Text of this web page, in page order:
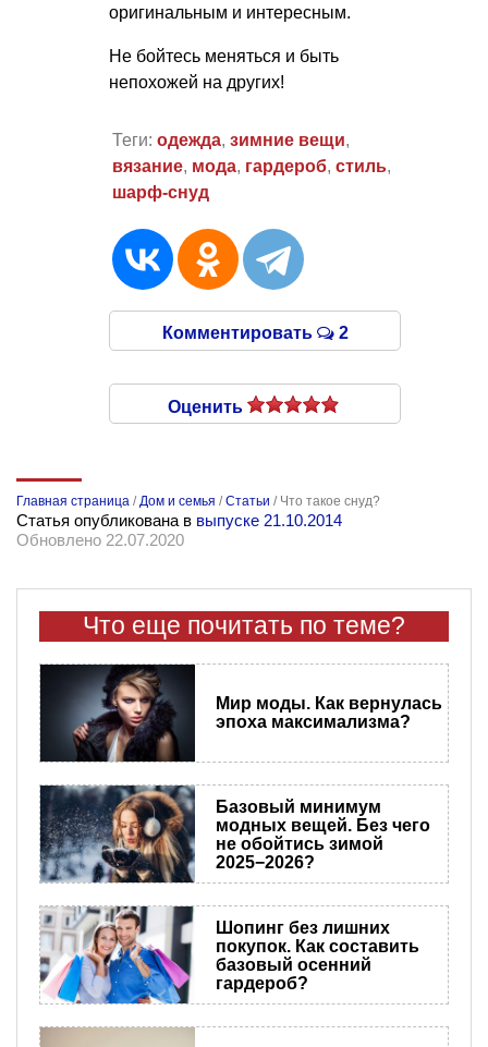
оригинальным и интересным.
Не бойтесь меняться и быть
непохожей на других!
Теги: одежда, зимние вещи,
вязание, мода, гардероб, стиль,
шарф-снуд
Комментировать 2
Оценить
Главная страница /Дом и семья /Статьи / Что такое снуд?
Статья опубликована в выпуске 21.10.2014
Обновлено 22.07.2020
Что еще почитать по теме?
Мир моды. Как вернулась
эпоха максимализма?
Базовый минимум
модных вещей. Без чего
не обойтись зимой
2025−2026?
Шопинг без лишних
покупок. Как составить
базовый осенний
гардероб?